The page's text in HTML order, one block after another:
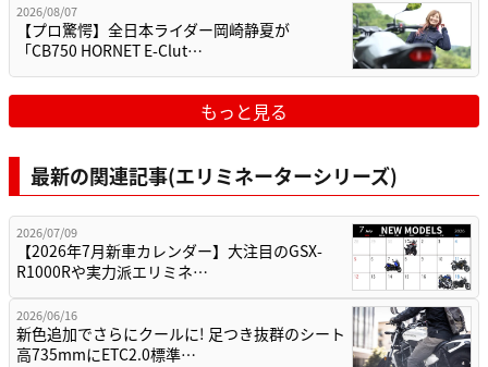
2026/08/07
【プロ驚愕】全日本ライダー岡崎静夏が
「CB750 HORNET E-Clut…
もっと見る
最新の関連記事(エリミネーターシリーズ)
2026/07/09
【2026年7月新車カレンダー】大注目のGSX-
R1000Rや実力派エリミネ…
2026/06/16
新色追加でさらにクールに! 足つき抜群のシート
高735mmにETC2.0標準…